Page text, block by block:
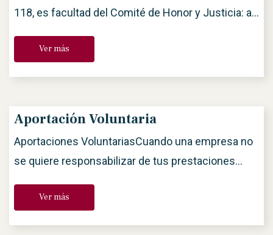
118, es facultad del Comité de Honor y Justicia: a)
b) Resolver las denuncias en que se señale a un
Asamblea de socios o el […]
Ver más
Aportación Voluntaria
Aportaciones VoluntariasCuando una empresa no
se quiere responsabilizar de tus prestaciones
negociación tú puedes asumir el porcentaje
Ver más